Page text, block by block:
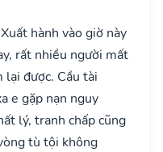
hành vào giờ này
rất nhiều người mất
lại được. Cầu tài
e gặp nạn nguy
lý, tranh chấp cũng
tù tội không